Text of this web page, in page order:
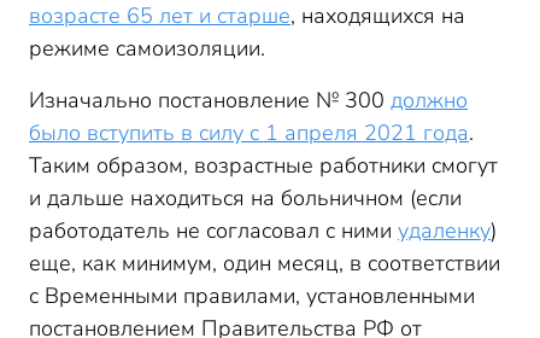
возрасте 65 лет и старше, находящихся на
режиме самоизоляции.
Изначально постановление № 300 должно
было вступить в силу с 1 апреля 2021 года.
Таким образом, возрастные работники смогут
и дальше находиться на больничном (если
работодатель не согласовал с ними удаленку)
еще, как минимум, один месяц, в соответствии
с Временными правилами, установленными
постановлением Правительства РФ от